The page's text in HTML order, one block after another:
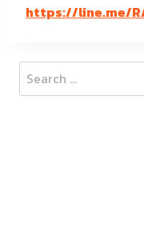
https://line.me/
Search
for: